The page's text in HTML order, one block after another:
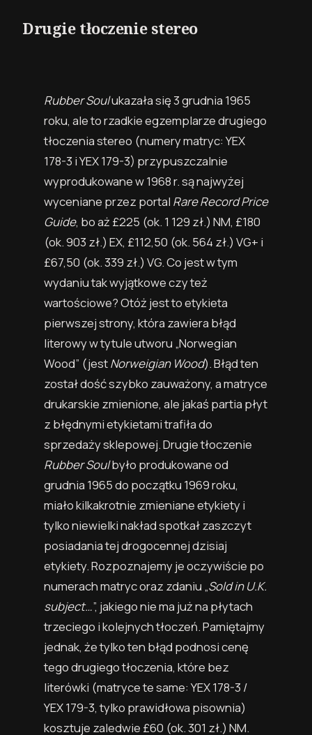
Drugie tłoczenie stereo
Rubber Soulukazała się 3 grudnia 1965
roku, ale to rzadkie egzemplarze drugiego
tłoczenia stereo (numery matryc: YEX
178-3 i YEX 179-3) przypuszczalnie
wyprodukowane w 1968 r. są najwyżej
wyceniane przez portal Rare Record Price
Guide, bo aż £225 (ok. 1 129 zł.) NM, £180
(ok. 903 zł.) EX, £112,50 (ok. 564 zł.) VG+ i
£67,50 (ok. 339 zł.) VG. Co jest w tym
wydaniu tak wyjątkowe czy też
wartościowe? Otóż jest to etykieta
pierwszej strony, która zawiera błąd
literowy w tytule utworu „Norwegian
Wood” (jestNorweigian Wood). Błąd ten
został dość szybko zauważony, a matryce
drukarskie zmienione, ale jakaś partia płyt
z błędnymi etykietami trafiła do
sprzedaży sklepowej. Drugie tłoczenie
Rubber Soulbyło produkowane od
grudnia 1965 do początku 1969 roku,
miało kilkakrotnie zmieniane etykiety i
tylko niewielki nakład spotkał zaszczyt
posiadania tej drogocennej dzisiaj
etykiety. Rozpoznajemy je oczywiście po
numerach matryc oraz zdaniu „Sold in U.K.
subject…”, jakiego nie ma już na płytach
trzeciego i kolejnych tłoczeń. Pamiętajmy
jednak, że tylko ten błąd podnosi cenę
tego drugiego tłoczenia, które bez
literówki (matryce te same: YEX 178-3 /
YEX 179-3, tylko prawidłowa pisownia)
kosztuje zaledwie £60 (ok. 301 zł.) NM.